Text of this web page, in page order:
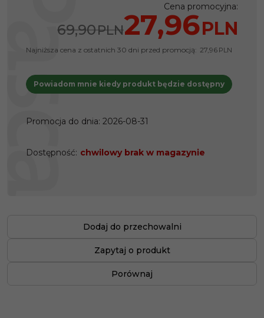
Cena promocyjna:
69,90PLN27,96PLN
Najniższa cena z ostatnich 30 dni przed promocją: 27,96 PLN
Powiadom mnie kiedy produkt będzie dostępny
Promocja do dnia: 2026-08-31
Dostępność: chwilowy brak w magazynie
Dodaj do przechowalni
Zapytaj o produkt
Porównaj